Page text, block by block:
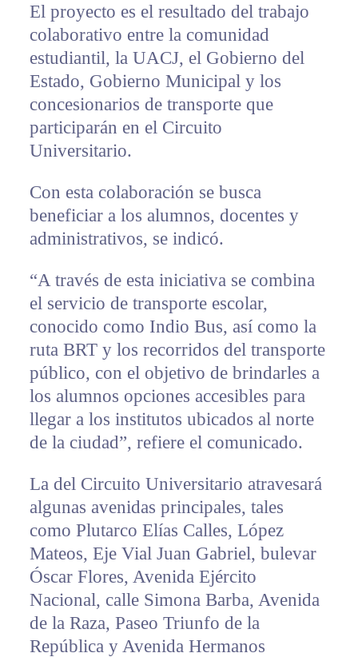
El proyecto es el resultado del trabajo
colaborativo entre la comunidad
estudiantil, la UACJ, el Gobierno del
Estado, Gobierno Municipal y los
concesionarios de transporte que
participarán en el Circuito
Universitario.
Con esta colaboración se busca
beneficiar a los alumnos, docentes y
administrativos, se indicó.
“A través de esta iniciativa se combina
el servicio de transporte escolar,
conocido como Indio Bus, así como la
ruta BRT y los recorridos del transporte
público, con el objetivo de brindarles a
los alumnos opciones accesibles para
llegar a los institutos ubicados al norte
de la ciudad”, refiere el comunicado.
La del Circuito Universitario atravesará
algunas avenidas principales, tales
como Plutarco Elías Calles, López
Mateos, Eje Vial Juan Gabriel, bulevar
Óscar Flores, Avenida Ejército
Nacional, calle Simona Barba, Avenida
de la Raza, Paseo Triunfo de la
República y Avenida Hermanos